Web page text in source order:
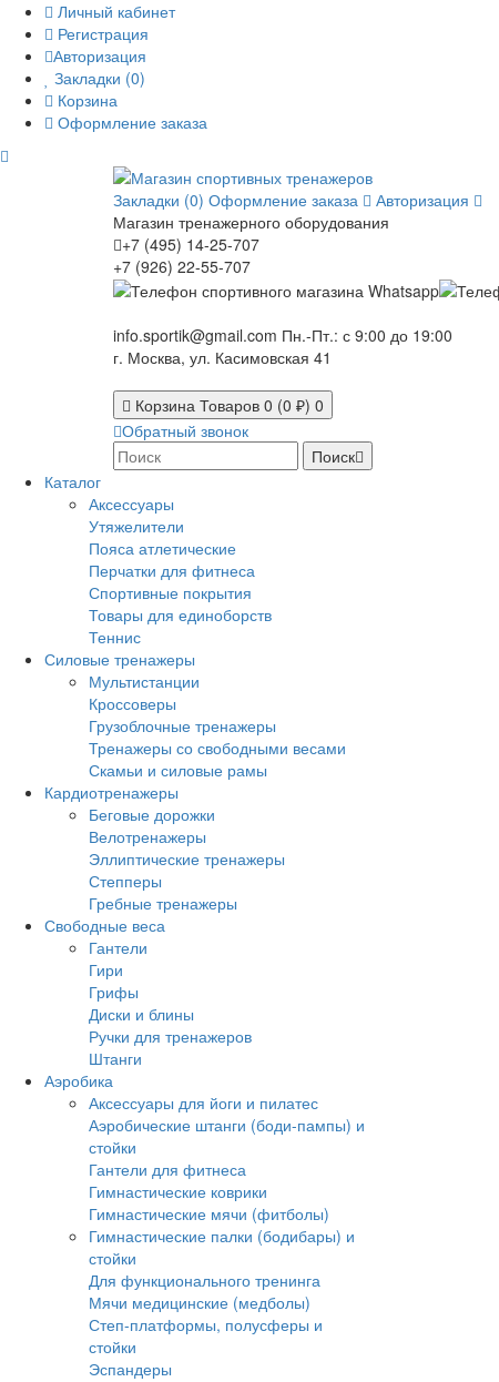
Личный кабинет
Регистрация
Авторизация
Закладки (0)
Корзина
Оформление заказа
Закладки (0) Оформление заказа
Авторизация
Магазин тренажерного оборудования
+7 (495) 14-25-707
+7 (926) 22-55-707
info.sportik@gmail.com Пн.-Пт.: с 9:00 до 19:00
г. Москва, ул. Касимовская 41
Корзина Товаров 0 (0 ₽) 0
Обратный звонок
Поиск
Каталог
Аксессуары
Утяжелители
Пояса атлетические
Перчатки для фитнеса
Спортивные покрытия
Товары для единоборств
Теннис
Силовые тренажеры
Мультистанции
Кроссоверы
Грузоблочные тренажеры
Тренажеры со свободными весами
Скамьи и силовые рамы
Кардиотренажеры
Беговые дорожки
Велотренажеры
Эллиптические тренажеры
Степперы
Гребные тренажеры
Свободные веса
Гантели
Гири
Грифы
Диски и блины
Ручки для тренажеров
Штанги
Аэробика
Аксессуары для йоги и пилатес
Аэробические штанги (боди-пампы) и
стойки
Гантели для фитнеса
Гимнастические коврики
Гимнастические мячи (фитболы)
Гимнастические палки (бодибары) и
стойки
Для функционального тренинга
Мячи медицинские (медболы)
Степ-платформы, полусферы и
стойки
Эспандеры